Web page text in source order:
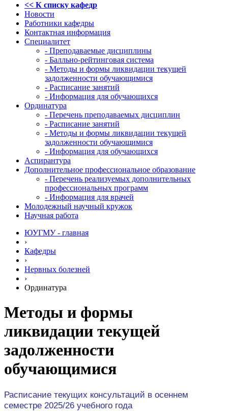
<< К списку кафедр
Новости
Работники кафедры
Контактная информация
Специалитет
- Преподаваемые дисциплины
- Балльно-рейтинговая система
- Методы и формы ликвидации текущей
задолженности обучающимися
- Расписание занятий
- Информация для обучающихся
Ординатура
- Перечень преподаваемых дисциплин
- Расписание занятий
- Методы и формы ликвидации текущей
задолженности обучающимися
- Информация для обучающихся
Аспирантура
Дополнительное профессиональное образование
- Перечень реализуемых дополнительных
профессиональных программ
- Информация для врачей
Молодежный научный кружок
Научная работа
ЮУГМУ - главная
›
Кафедры
›
Нервных болезней
›
Ординатура
Методы и формы
ликвидации текущей
задолженности
обучающимися
Расписание текущих консультаций в осеннем
семестре 2025/26 учебного года